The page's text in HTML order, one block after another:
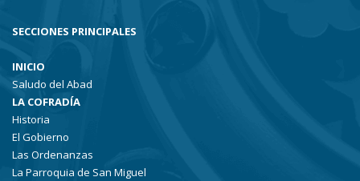
SECCIONES PRINCIPALES
INICIO
Saludo del Abad
LA COFRADÍA
Historia
El Gobierno
Las Ordenanzas
La Parroquia de San Miguel